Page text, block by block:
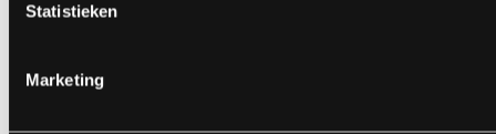
Statistieken
Marketing